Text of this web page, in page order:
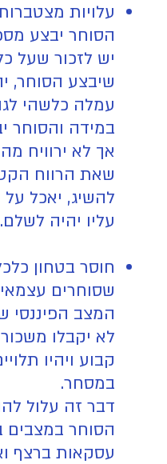
עלויות
הסוחר יבצע
יש לזכור שעל
שיבצע הסוחר,
עמלה כלשהי
במידה והסוחר
אך לא ירוויח
שאת הרווח
להשיג, יאכל
עליו יהיה לשלם.
חוסר בטחון
שסוחרים
המצב הפיננסי
לא יקבלו
קבוע ויהיו
במסחר.
דבר זה עלול
הסוחר
עסקאות ברצף